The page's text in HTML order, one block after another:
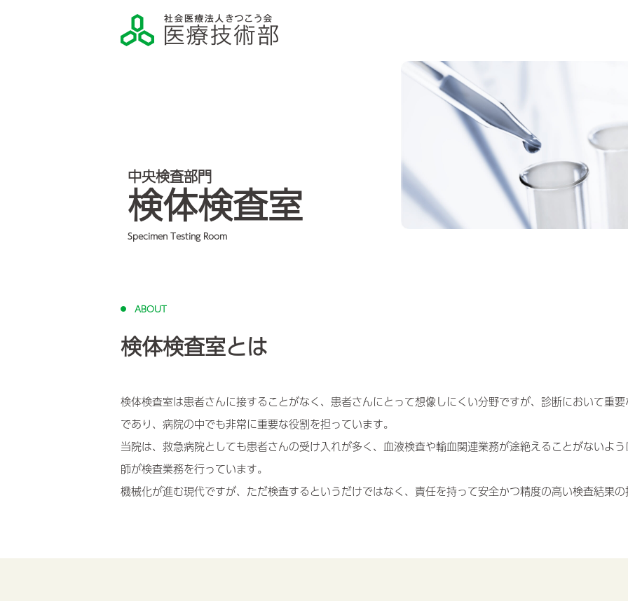
中央検査部門
検体検査室
Specimen Testing Room
ABOUT
検体検査室とは
検体検査室は患者さんに接することがなく、患者さんにとって想像しにくい分野ですが、診断において重
であり、病院の中でも非常に重要な役割を担っています。
当院は、救急病院としても患者さんの受け入れが多く、血液検査や輸血関連業務が途絶えることがないよ
師が検査業務を行っています。
機械化が進む現代ですが、ただ検査するというだけではなく、責任を持って安全かつ精度の高い検査結果